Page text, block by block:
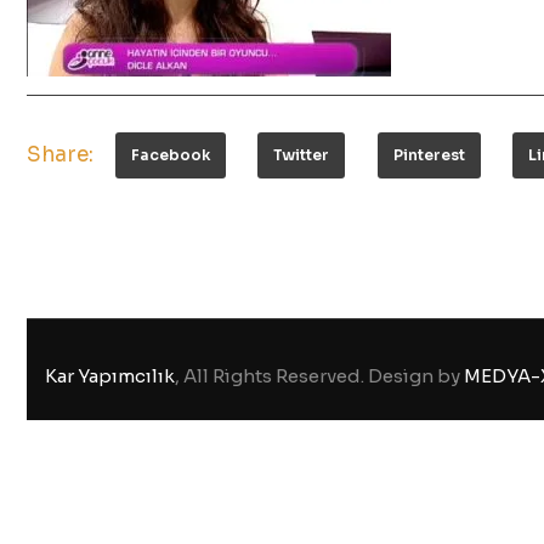
Share: Facebook Twitter Pinterest
Kar Yapımcılık, All Rights Reserved. Design by MEDYA-